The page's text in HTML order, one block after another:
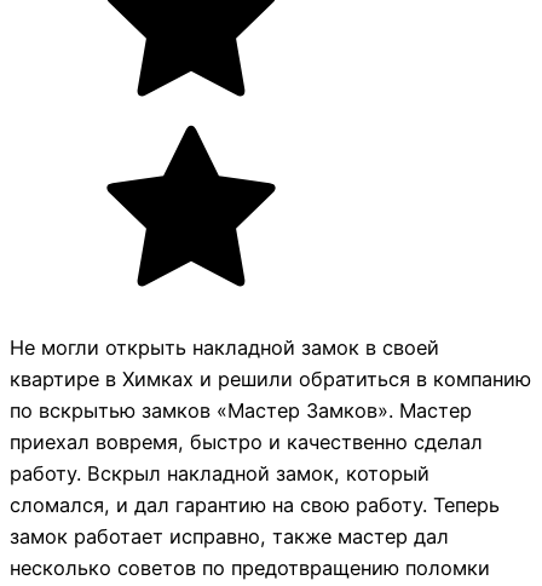
Не могли открыть накладной замок в своей
квартире в Химках и решили обратиться в компанию
по вскрытью замков «Мастер Замков». Мастер
приехал вовремя, быстро и качественно сделал
работу. Вскрыл накладной замок, который
сломался, и дал гарантию на свою работу. Теперь
замок работает исправно, также мастер дал
несколько советов по предотвращению поломки